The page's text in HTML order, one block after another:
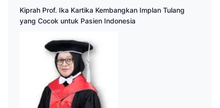
Kiprah Prof. Ika Kartika Kembangkan Implan Tulang
yang Cocok untuk Pasien Indonesia